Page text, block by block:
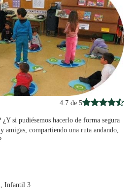
4.7 de 5
si pudiésemos hacerlo de forma segura
amigas, compartiendo una ruta andando,
Infantil 3